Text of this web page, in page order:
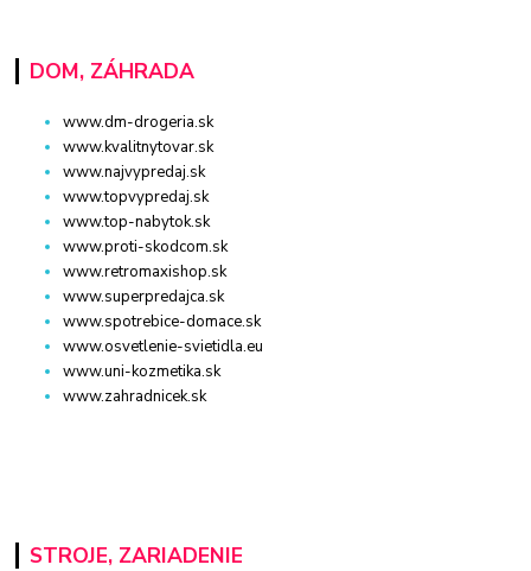
DOM, ZÁHRADA
www.dm-drogeria.sk
www.kvalitnytovar.sk
www.najvypredaj.sk
www.topvypredaj.sk
www.top-nabytok.sk
www.proti-skodcom.sk
www.retromaxishop.sk
www.superpredajca.sk
www.spotrebice-domace.sk
www.osvetlenie-svietidla.eu
www.uni-kozmetika.sk
www.zahradnicek.sk
STROJE, ZARIADENIE